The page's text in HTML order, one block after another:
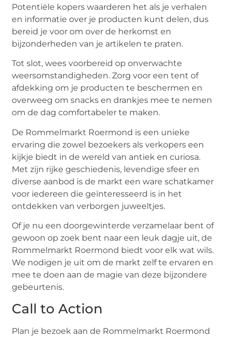
Potentiële kopers waarderen het als je verhalen
en informatie over je producten kunt delen, dus
bereid je voor om over de herkomst en
bijzonderheden van je artikelen te praten.
Tot slot, wees voorbereid op onverwachte
weersomstandigheden. Zorg voor een tent of
afdekking om je producten te beschermen en
overweeg om snacks en drankjes mee te nemen
om de dag comfortabeler te maken.
De Rommelmarkt Roermond is een unieke
ervaring die zowel bezoekers als verkopers een
kijkje biedt in de wereld van antiek en curiosa.
Met zijn rijke geschiedenis, levendige sfeer en
diverse aanbod is de markt een ware schatkamer
voor iedereen die geïnteresseerd is in het
ontdekken van verborgen juweeltjes.
Of je nu een doorgewinterde verzamelaar bent of
gewoon op zoek bent naar een leuk dagje uit, de
Rommelmarkt Roermond biedt voor elk wat wils.
We nodigen je uit om de markt zelf te ervaren en
mee te doen aan de magie van deze bijzondere
gebeurtenis.
Call to Action
Plan je bezoek aan de Rommelmarkt Roermond